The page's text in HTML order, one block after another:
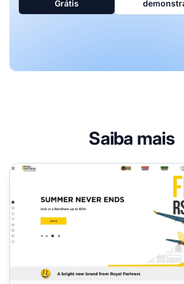
Grátis
Saiba mais
Programa de Afiliados Royal Partners